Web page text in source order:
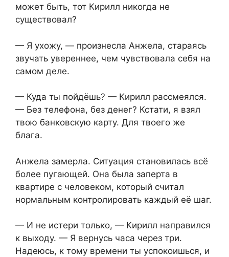
может быть, тот Кирилл никогда не
существовал?
— Я ухожу, — произнесла Анжела, стараясь
звучать увереннее, чем чувствовала себя на
самом деле.
— Куда ты пойдёшь? — Кирилл рассмеялся.
— Без телефона, без денег? Кстати, я взял
твою банковскую карту. Для твоего же
блага.
Анжела замерла. Ситуация становилась всё
более пугающей. Она была заперта в
квартире с человеком, который считал
нормальным контролировать каждый её шаг.
— И не истери только, — Кирилл направился
к выходу. — Я вернусь часа через три.
Надеюсь, к тому времени ты успокоишься, и